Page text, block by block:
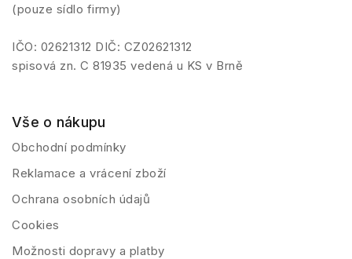
(pouze sídlo firmy)
IČO: 02621312 DIČ: CZ02621312
spisová zn. C 81935 vedená u KS v Brně
Vše o nákupu
Obchodní podmínky
Reklamace a vrácení zboží
Ochrana osobních údajů
Cookies
Možnosti dopravy a platby